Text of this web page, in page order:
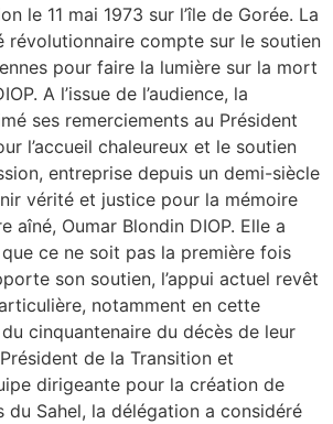
le 11 mai 1973 sur l’île de Gorée. La
révolutionnaire compte sur le soutien
pour faire la lumière sur la mort
A l’issue de l’audience, la
ses remerciements au Président
l’accueil chaleureux et le soutien
entreprise depuis un demi-siècle
vérité et justice pour la mémoire
aîné, Oumar Blondin DIOP. Elle a
ce ne soit pas la première fois
son soutien, l’appui actuel revêt
notamment en cette
cinquantenaire du décès de leur
de la Transition et
dirigeante pour la création de
du Sahel, la délégation a considéré